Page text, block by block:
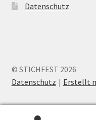
Datenschutz
© STICHFEST 2026
Datenschutz
Erstellt